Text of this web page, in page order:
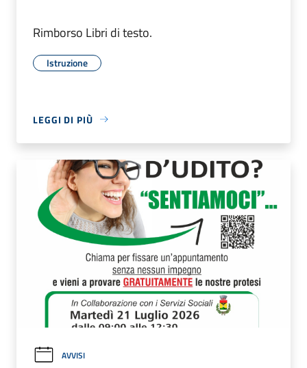
Rimborso Libri di testo.
Istruzione
LEGGI DI PIÙ
AVVISI